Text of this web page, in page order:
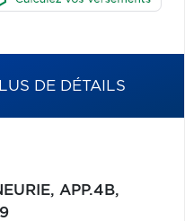
DE DÉTAILS
APP.4B,